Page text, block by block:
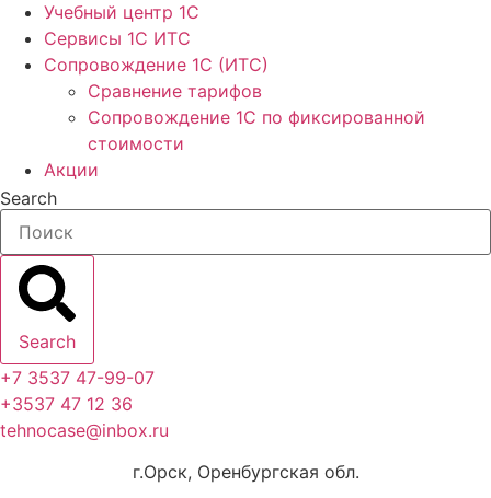
Учебный центр 1C
Сервисы 1C ИТС
Сопровождение 1С (ИТС)
Сравнение тарифов
Сопровождение 1С по фиксированной
стоимости
Акции
Search
Search
+7 3537 47-99-07
+3537 47 12 36
tehnocase@inbox.ru
г.Орск, Оренбургская обл.